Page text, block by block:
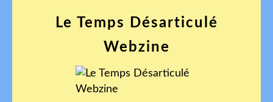
Le Temps Désarticulé
Webzine